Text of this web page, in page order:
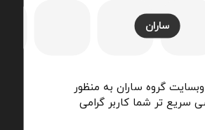
ساران
گروه ساران به منظور
سریع تر شما کاربر گرامی
فرودگاه ها